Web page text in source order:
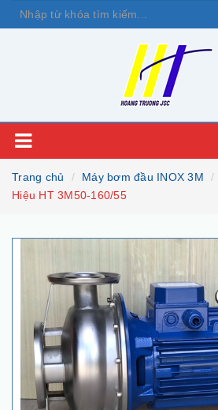
Trang chủ Máy bơm đầu INOX 3M
Hiệu HT 3M50-160/55